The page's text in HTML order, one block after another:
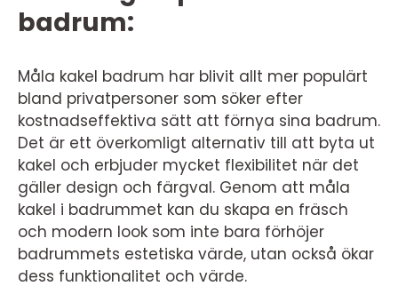
badrum:
Måla kakel badrum har blivit allt mer populärt
bland privatpersoner som söker efter
kostnadseffektiva sätt att förnya sina badrum.
Det är ett överkomligt alternativ till att byta ut
kakel och erbjuder mycket flexibilitet när det
gäller design och färgval. Genom att måla
kakel i badrummet kan du skapa en fräsch
och modern look som inte bara förhöjer
badrummets estetiska värde, utan också ökar
dess funktionalitet och värde.